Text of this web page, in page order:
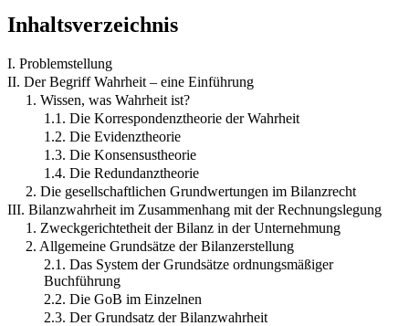
Inhaltsverzeichnis
I. Problemstellung
II. Der Begriff Wahrheit – eine Einführung
1. Wissen, was Wahrheit ist?
1.1. Die Korrespondenztheorie der Wahrheit
1.2. Die Evidenztheorie
1.3. Die Konsensustheorie
1.4. Die Redundanztheorie
2. Die gesellschaftlichen Grundwertungen im Bilanzrecht
III. Bilanzwahrheit im Zusammenhang mit der Rechnungslegung
1. Zweckgerichtetheit der Bilanz in der Unternehmung
2. Allgemeine Grundsätze der Bilanzerstellung
2.1. Das System der Grundsätze ordnungsmäßiger
Buchführung
2.2. Die GoB im Einzelnen
2.3. Der Grundsatz der Bilanzwahrheit